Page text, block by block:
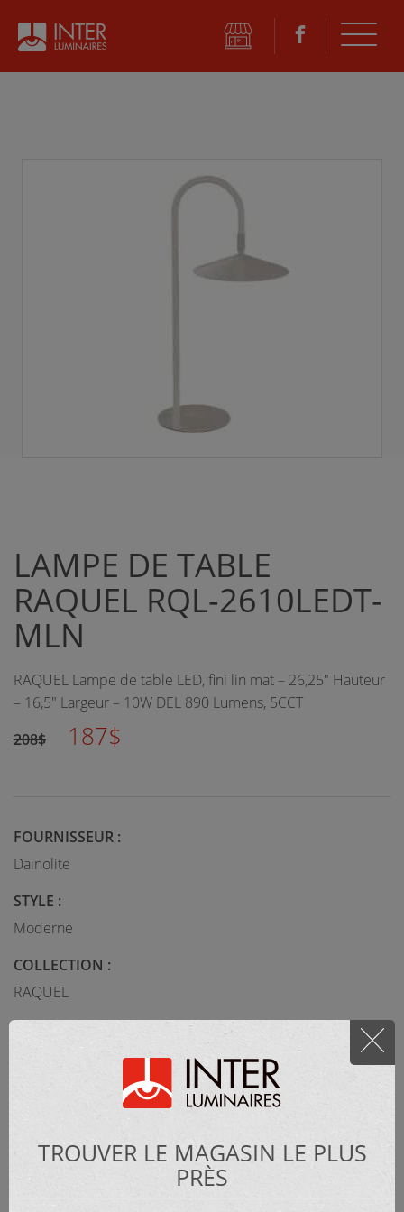
TROUVER LE MAGASIN LE PLUS
PRÈS
LAMPE DE TABLE
RAQUEL RQL-2610LEDT-
MLN
RAQUEL Lampe de table LED, fini lin mat – 26,25" Hauteur
– 16,5" Largeur – 10W DEL 890 Lumens, 5CCT
208$
187$
FOURNISSEUR :
Dainolite
STYLE :
Moderne
COLLECTION :
RAQUEL
CATÉGORIE :
Lampe de table
©2026 Inter Luminaires. Tous droits réservés. Conception Web :: Oktane